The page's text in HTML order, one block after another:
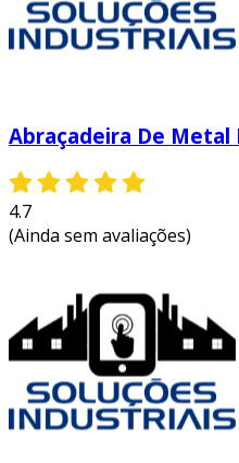
Abraçadeira De Metal
4.7
(Ainda sem avaliações)